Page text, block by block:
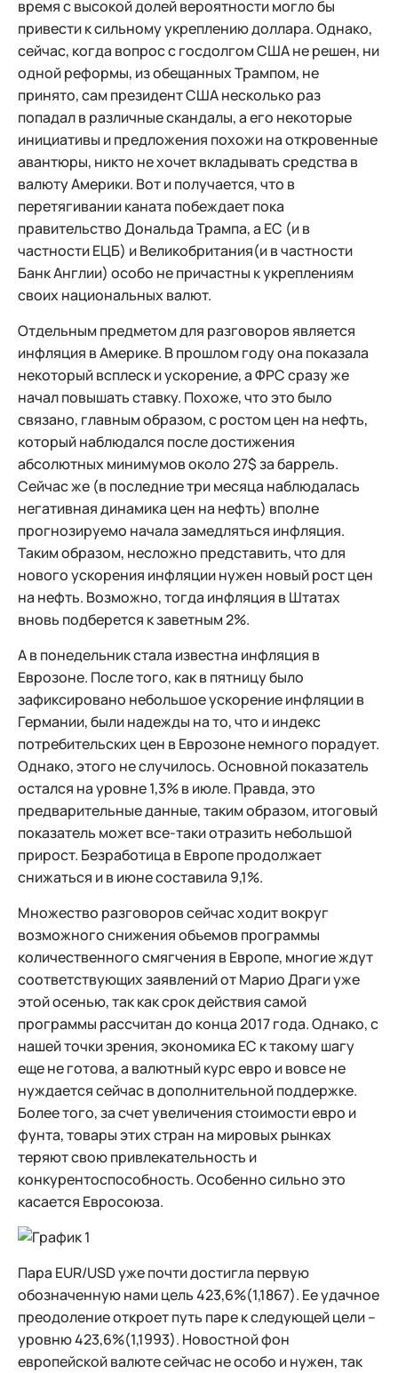
время с высокой долей вероятности могло бы
привести к сильному укреплению доллара. Однако,
сейчас, когда вопрос с госдолгом США не решен, ни
одной реформы, из обещанных Трампом, не
принято, сам президент США несколько раз
попадал в различные скандалы, а его некоторые
инициативы и предложения похожи на откровенные
авантюры, никто не хочет вкладывать средства в
валюту Америки. Вот и получается, что в
перетягивании каната побеждает пока
правительство Дональда Трампа, а ЕС (и в
частности ЕЦБ) и Великобритания(и в частности
Банк Англии) особо не причастны к укреплениям
своих национальных валют.
Отдельным предметом для разговоров является
инфляция в Америке. В прошлом году она показала
некоторый всплеск и ускорение, а ФРС сразу же
начал повышать ставку. Похоже, что это было
связано, главным образом, с ростом цен на нефть,
который наблюдался после достижения
абсолютных минимумов около 27$ за баррель.
Сейчас же (в последние три месяца наблюдалась
негативная динамика цен на нефть) вполне
прогнозируемо начала замедляться инфляция.
Таким образом, несложно представить, что для
нового ускорения инфляции нужен новый рост цен
на нефть. Возможно, тогда инфляция в Штатах
вновь подберется к заветным 2%.
А в понедельник стала известна инфляция в
Еврозоне. После того, как в пятницу было
зафиксировано небольшое ускорение инфляции в
Германии, были надежды на то, что и индекс
потребительских цен в Еврозоне немного порадует.
Однако, этого не случилось. Основной показатель
остался на уровне 1,3% в июле. Правда, это
предварительные данные, таким образом, итоговый
показатель может все-таки отразить небольшой
прирост. Безработица в Европе продолжает
снижаться и в июне составила 9,1%.
Множество разговоров сейчас ходит вокруг
возможного снижения объемов программы
количественного смягчения в Европе, многие ждут
соответствующих заявлений от Марио Драги уже
этой осенью, так как срок действия самой
программы рассчитан до конца 2017 года. Однако, с
нашей точки зрения, экономика ЕС к такому шагу
еще не готова, а валютный курс евро и вовсе не
нуждается сейчас в дополнительной поддержке.
Более того, за счет увеличения стоимости евро и
фунта, товары этих стран на мировых рынках
теряют свою привлекательность и
конкурентоспособность. Особенно сильно это
касается Евросоюза.
Пара EUR/USD уже почти достигла первую
обозначенную нами цель 423,6%(1,1867). Ее удачное
преодоление откроет путь паре к следующей цели –
уровню 423,6%(1,1993). Новостной фон
европейской валюте сейчас не особо и нужен, так